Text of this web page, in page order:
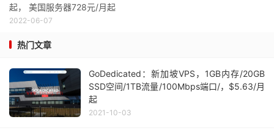
起， 美国服务器728元/月起
2022-06-07
热门文章
GoDedicated：新加坡VPS，1GB内存/20GB
SSD空间/1TB流量/100Mbps端口/，$5.63/月
起
2021-10-03